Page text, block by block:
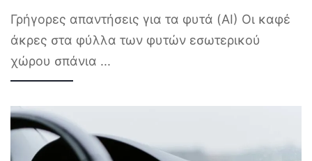
Γρήγορες απαντήσεις για τα φυτά (AI) Οι καφέ
άκρες στα φύλλα των φυτών εσωτερικού
χώρου σπάνια ...